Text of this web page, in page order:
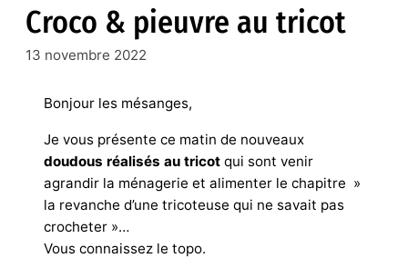
Croco & pieuvre au tricot
13 novembre 2022
Bonjour les mésanges,
Je vous présente ce matin de nouveaux
doudous réalisés au tricot qui sont venir
agrandir la ménagerie et alimenter le chapitre »
la revanche d’une tricoteuse qui ne savait pas
crocheter »…
Vous connaissez le topo.